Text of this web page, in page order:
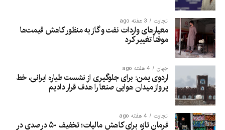
تجارت 3 هفته ago
معیارهای واردات نفت و گاز به منظور کاهش قیمت‌ها
موقتاً تغییر کرد
جهان 4 هفته ago
اردوی یمن: برای جلوگیری از نشست طیاره ایرانی، خط
پرواز میدان هوایی صنعا را هدف قرار دادیم
تجارت 4 هفته ago
فرمان تازه برای کاهش مالیات؛ تخفیف ۵۰ درصدی در